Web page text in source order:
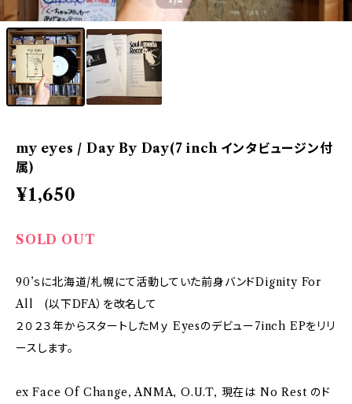
my eyes / Day By Day(7 inch インタビュージン付
属)
¥1,650
SOLD OUT
90’ｓに北海道/札幌にて活動していた前身バンドDignity For
All (以下DFA）を改名して
２０２３年からスタートしたＭｙ Eyesのデビュー7inch EPをリリ
ースします。
ex Face Of Change, ANMA, O.U.T, 現在は No Rest のド